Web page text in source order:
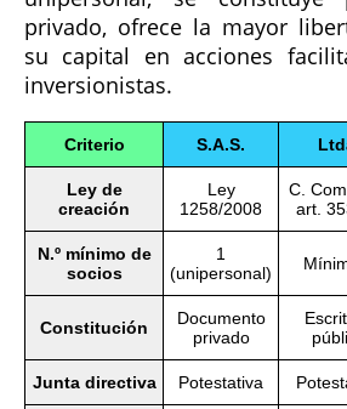
privado, ofrece la mayor
su capital en acciones
inversionistas.
Criterio S.A.S.
Ley de
creación
Ley
1258/2008
C.
art.
N.º mínimo de
socios
1
(unipersonal)
Constitución
Documento
privado
Junta directiva Potestativa